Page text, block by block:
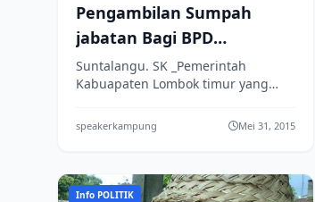
Pengambilan Sumpah
jabatan Bagi BPD
Suntalangu
Suntalangu. SK _Pemerintah
Kabuapaten Lombok timur yang
Desa Suntalangu, menghadiri acara
Pelantikan dan...
speakerkampung Mei 31, 2015
Info POLITIK